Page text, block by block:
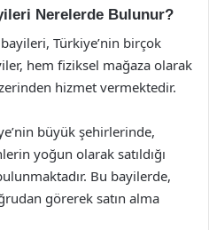
Nerelerde Bulunur?
Türkiye’nin birçok
hem fiziksel mağaza olarak
hizmet vermektedir.
büyük şehirlerinde,
yoğun olarak satıldığı
Bu bayilerde,
görerek satın alma